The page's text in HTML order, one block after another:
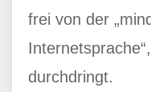
frei von der
durchdringt.